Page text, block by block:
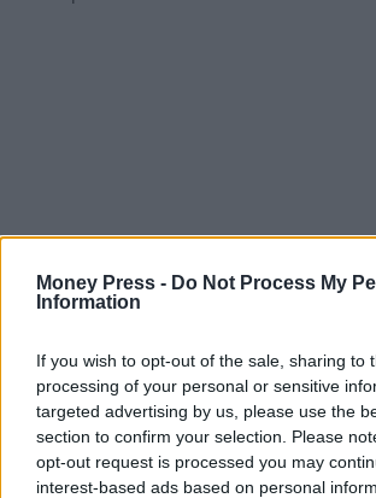
Money Press - Do Not Process My
Information
If you wish to opt-out of the sale, sharing to
processing of your personal or sensitive
targeted advertising by us, please use the
section to confirm your selection. Please
opt-out request is processed you may
interest-based ads based on personal